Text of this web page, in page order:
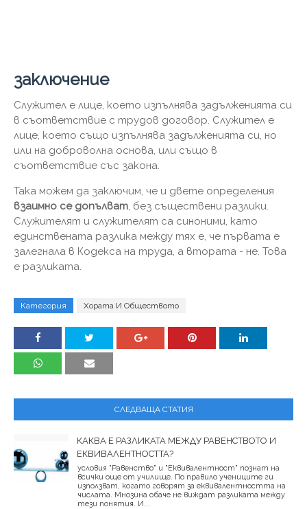
заключение
Служител е лице, което изпълнява задълженията си
в съответствие с трудов договор. Служител е
лице, което също изпълнява задълженията си, но
или на доброволна основа, или също в
съответствие със закона.
Така можем да заключим, че и двете определения
взаимно се допълват, без съществени разлики.
Служителят и служителят са синоними, като
единствената разлика между тях е, че първата е
залегнала в Кодекса на труда, а втората - не. Това
е разликата.
Категория Хората И Обществото
СЛЕДВАЩА СТАТИЯ
КАКВА Е РАЗЛИКАТА МЕЖДУ РАВЕНСТВОТО И
ЕКВИВАЛЕНТНОСТТА?
условия "Равенство" и "Еквивалентност" познат на
всички още от училище. По правило учениците ги
използват, когато говорят за еквивалентността на
числата. Мнозина обаче не виждат разликата между
тези понятия. И...